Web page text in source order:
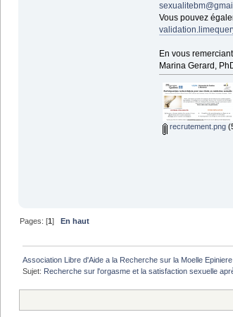
Vous pouvez
En vous
Marina Gerard,
recrutement.png
Pages: [1]En haut
Association Libre d'Aide a la Recherche sur la Moelle Epiniere
Sujet: Recherche sur l'orgasme et la satisfaction sexuelle